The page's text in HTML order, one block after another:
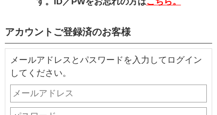
アカウントご登録済のお客様
メールアドレスとパスワードを入力してログイン
してください。